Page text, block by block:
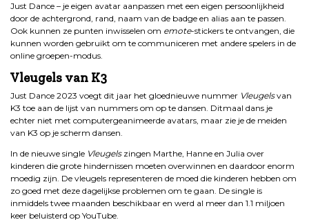
Just Dance – je eigen avatar aanpassen met een eigen persoonlijkheid
door de achtergrond, rand, naam van de badge en alias aan te passen.
Ook kunnen ze punten inwisselen om emote-stickers te ontvangen, die
kunnen worden gebruikt om te communiceren met andere spelers in de
online groepen-modus.
Vleugels van K3
Just Dance 2023 voegt dit jaar het gloednieuwe nummer Vleugelsvan
K3 toe aan de lijst van nummers om op te dansen. Ditmaal dans je
echter niet met computergeanimeerde avatars, maar zie je de meiden
van K3 op je scherm dansen.
In de nieuwe single Vleugelszingen Marthe, Hanne en Julia over
kinderen die grote hindernissen moeten overwinnen en daardoor enorm
moedig zijn. De vleugels representeren de moed die kinderen hebben om
zo goed met deze dagelijkse problemen om te gaan. De single is
inmiddels twee maanden beschikbaar en werd al meer dan 1.1 miljoen
keer beluisterd op YouTube.